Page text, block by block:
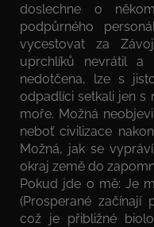
doslechne o
podpůrného
vycestovat za
uprchlíků nevrátil a
nedotčena, lze s
odpadlíci setkali jen s
moře. Možná
neboť civilizace
Možná, jak se
okraj země do
Pokud jde o mě: Je
(Prosperané začínají
což je přibližné